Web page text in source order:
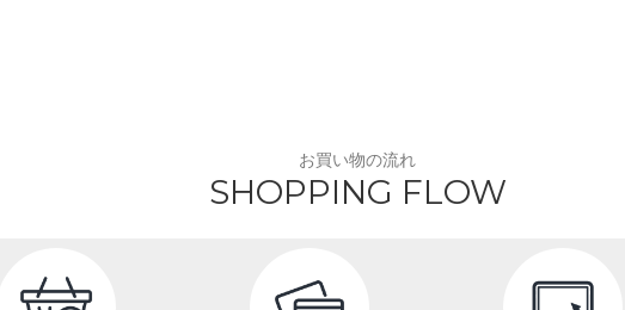
お買い物の流れ
SHOPPING FLOW